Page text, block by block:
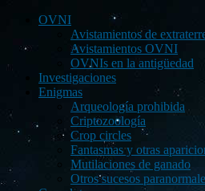
OVNI
Avistamientos de
Avistamientos OVNI
OVNIs en la antigüedad
Investigaciones
Enigmas
Arqueología prohibida
Criptozoología
Crop circles
Fantasmas y otras
Mutilaciones de ganado
Otros sucesos